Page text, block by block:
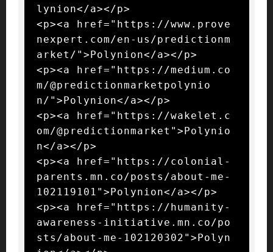
lynion</a></p>
<p><a href="https://www.prove
nexpert.com/en-us/predictionm
arket/">Polynion</a></p>
<p><a href="https://medium.co
m/@predictionmarketpolynio
n/">Polynion</a></p>
<p><a href="https://wakelet.c
om/@predictionmarket">Polynio
n</a></p>
<p><a href="https://colonial-
parents.mn.co/posts/about-me-
102119101">Polynion</a></p>
<p><a href="https://humanity-
awareness-initiative.mn.co/po
sts/about-me-102120302">Polyn